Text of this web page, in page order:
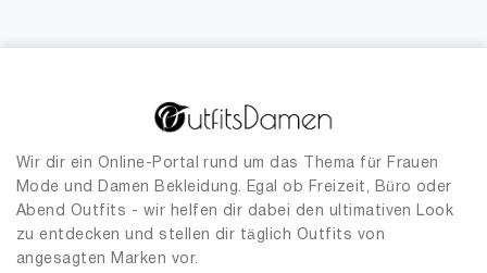
Wir dir ein Online-Portal rund um das Thema für Frauen
Mode und Damen Bekleidung. Egal ob Freizeit, Büro oder
Abend Outfits - wir helfen dir dabei den ultimativen Look
zu entdecken und stellen dir täglich Outfits von
angesagten Marken vor.